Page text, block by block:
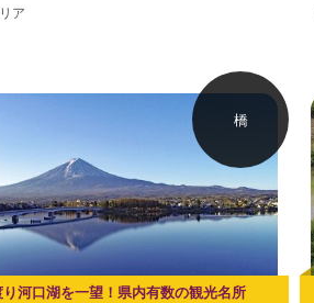
ア
河口湖を一望！県内有数の観光名所
橋